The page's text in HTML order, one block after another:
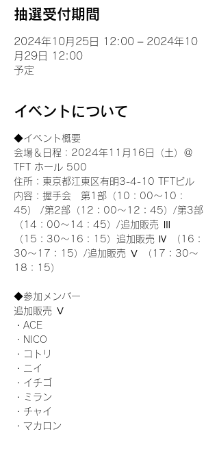
抽選受付期間
2024年10月25日 12:00 – 2024年10
月29日 12:00
予定
イベントについて
◆イベント概要
会場＆日程：2024年11月16日（土）＠
TFT ホール 500
住所：東京都江東区有明3-4-10 TFTビル
内容：握手会　第1部（10：00～10：
45） /第2部（12：00～12：45）/第3部
（14：00～14：45）/追加販売 Ⅲ
（15：30～16：15）追加販売 Ⅳ （16：
30～17：15）/追加販売 Ⅴ （17：30～
18：15）
◆参加メンバー
追加販売 Ⅴ
・ACE
・NICO
・コトリ
・ニイ
・イチゴ
・ミラン
・チャイ
・マカロン